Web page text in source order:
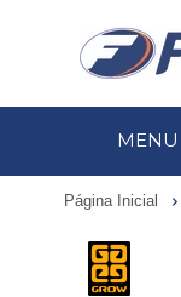
MENU
Página Inicial